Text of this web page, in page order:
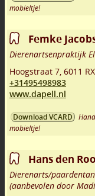
mobieltje!
Femke
Dierenartsenpraktijk
Hoogstraat 7 6011 RX
+31495498983
www.dapell.nl
Download VCARD
mobieltje!
Hans den
Dierenarts/
(aanbevolen door